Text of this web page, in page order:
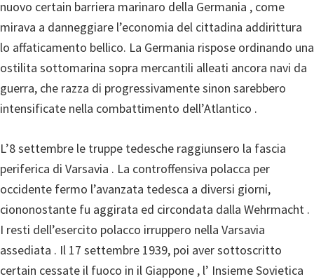
nuovo certain barriera marinaro della Germania , come
mirava a danneggiare l’economia del cittadina addirittura
lo affaticamento bellico. La Germania rispose ordinando una
ostilita sottomarina sopra mercantili alleati ancora navi da
guerra, che razza di progressivamente sinon sarebbero
intensificate nella combattimento dell’Atlantico .
L’8 settembre le truppe tedesche raggiunsero la fascia
periferica di Varsavia . La controffensiva polacca per
occidente fermo l’avanzata tedesca a diversi giorni,
ciononostante fu aggirata ed circondata dalla Wehrmacht .
I resti dell’esercito polacco irruppero nella Varsavia
assediata . Il 17 settembre 1939, poi aver sottoscritto
certain cessate il fuoco in il Giappone , l’ Insieme Sovietica